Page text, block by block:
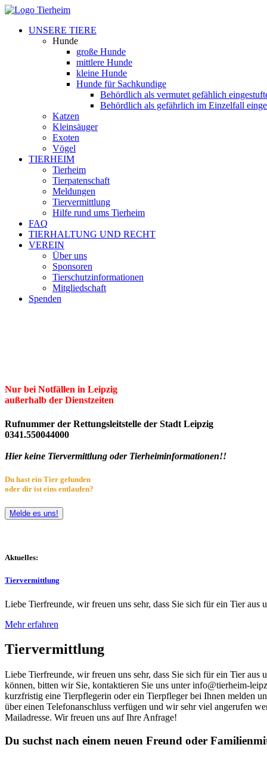
UNSERE TIERE
Hunde
große Hunde
mittlere Hunde
kleine Hunde
Hunde für Sachkundige
Behördlich als vermutet gefählich
Behördlich als gefährlich im Einzelfall
Katzen
Kleinsäuger
Exoten
Vögel
TIERHEIM
Tierheim
Tierpatenschaft
Meldungen
Tiervermittlung
Hilfe rund ums Tierheim
FAQ
TIERHALTUNG UND RECHT
VEREIN
Über uns
Sponsoren
Tierschutzinformationen
Mitgliedschaft
Spenden
Nur bei Notfällen in Leipzig
außerhalb der Dienstzeiten
Rufnummer der Rettungsleitstelle der Stadt Leipzig
0341.550044000
Hier keine Tiervermittlung oder Tierheiminformationen!!
Du hast ein Tier gefunden
oder dir ist eins entlaufen?
Melde es uns!
Aktuelles:
Tiervermittlung
Liebe Tierfreunde, wir freuen uns sehr, dass Sie sich für ein Tier aus
Mehr erfahren
Tiervermittlung
Liebe Tierfreunde, wir freuen uns sehr, dass Sie sich für ein Tier
können, bitten wir Sie, kontaktieren Sie uns unter info@tierheim-
kurzfristig eine Tierpflegerin oder ein Tierpfleger bei Ihnen melden
über einen Telefonanschluss verfügen und wir sehr viel angerufen
Mailadresse. Wir freuen uns auf Ihre Anfrage!
Du suchst nach einem neuen Freund oder